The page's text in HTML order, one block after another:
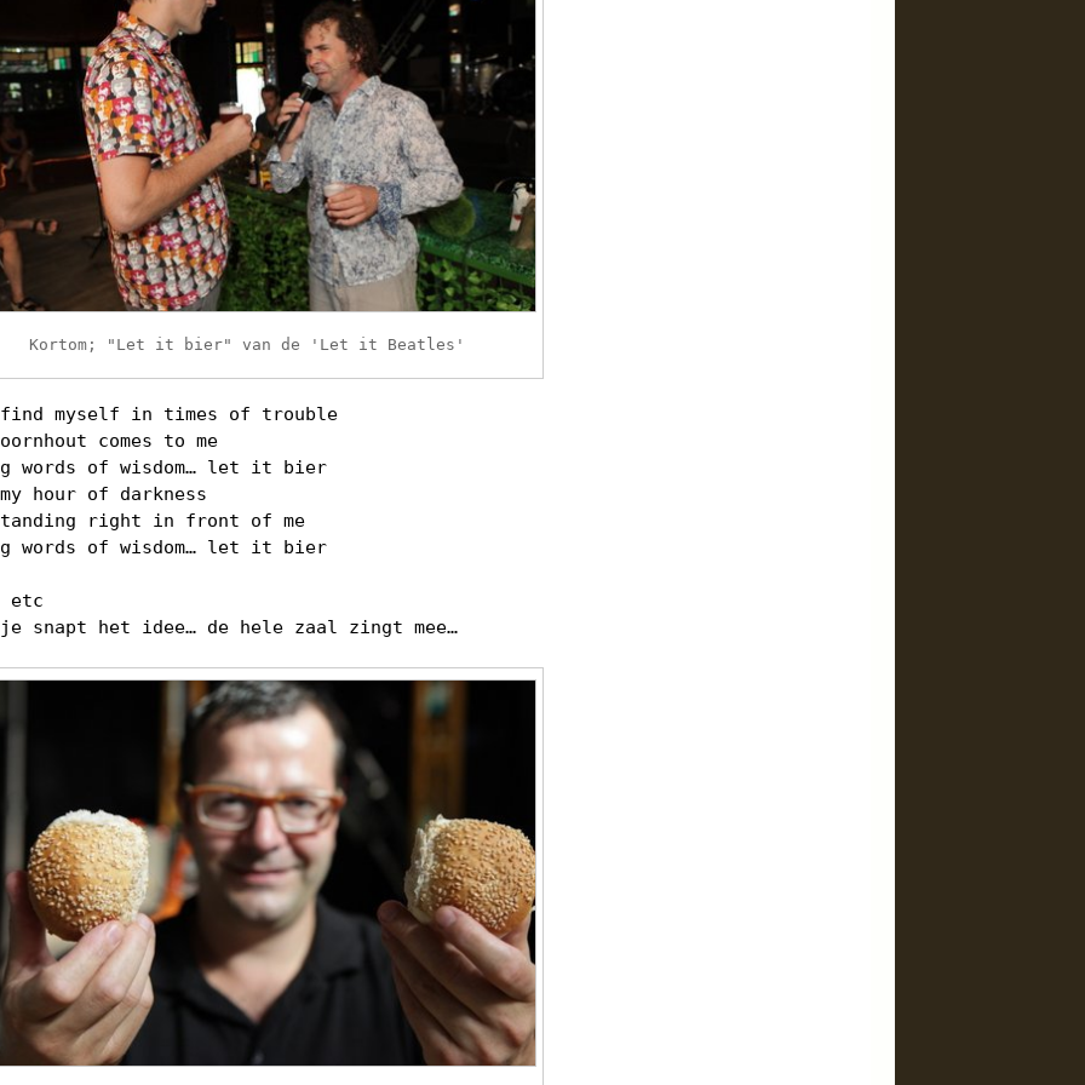
Kortom; "Let it bier" van de 'Let it Beatles'
find myself in times of trouble
comes to me
words of wisdom… let it bier
hour of darkness
right in front of me
words of wisdom… let it bier
etc
snapt het idee… de hele zaal zingt mee…